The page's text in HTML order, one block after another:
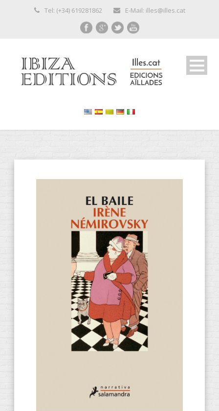
Tel: (+34) 619281862 E-Mail: illes@illes.cat